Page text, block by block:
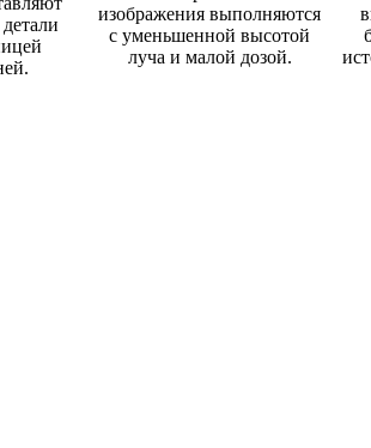
изображения выполняются
с уменьшенной высотой
луча и малой дозой.